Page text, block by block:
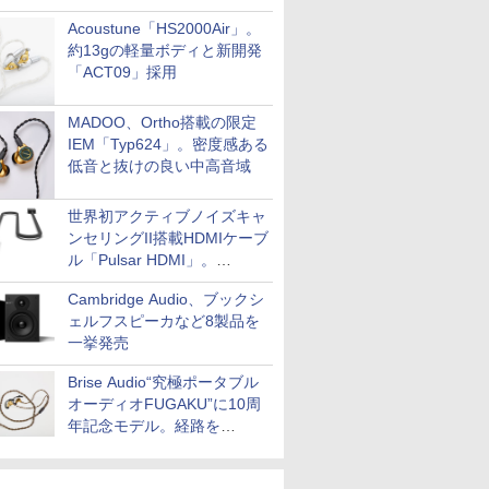
Acoustune「HS2000Air」。
約13gの軽量ボディと新開発
「ACT09」採用
MADOO、Ortho搭載の限定
IEM「Typ624」。密度感ある
低音と抜けの良い中高音域
世界初アクティブノイズキャ
ンセリングII搭載HDMIケーブ
ル「Pulsar HDMI」。
SilentPowerから
Cambridge Audio、ブックシ
ェルフスピーカなど8製品を
一挙発売
Brise Audio“究極ポータブル
オーディオFUGAKU”に10周
年記念モデル。経路を